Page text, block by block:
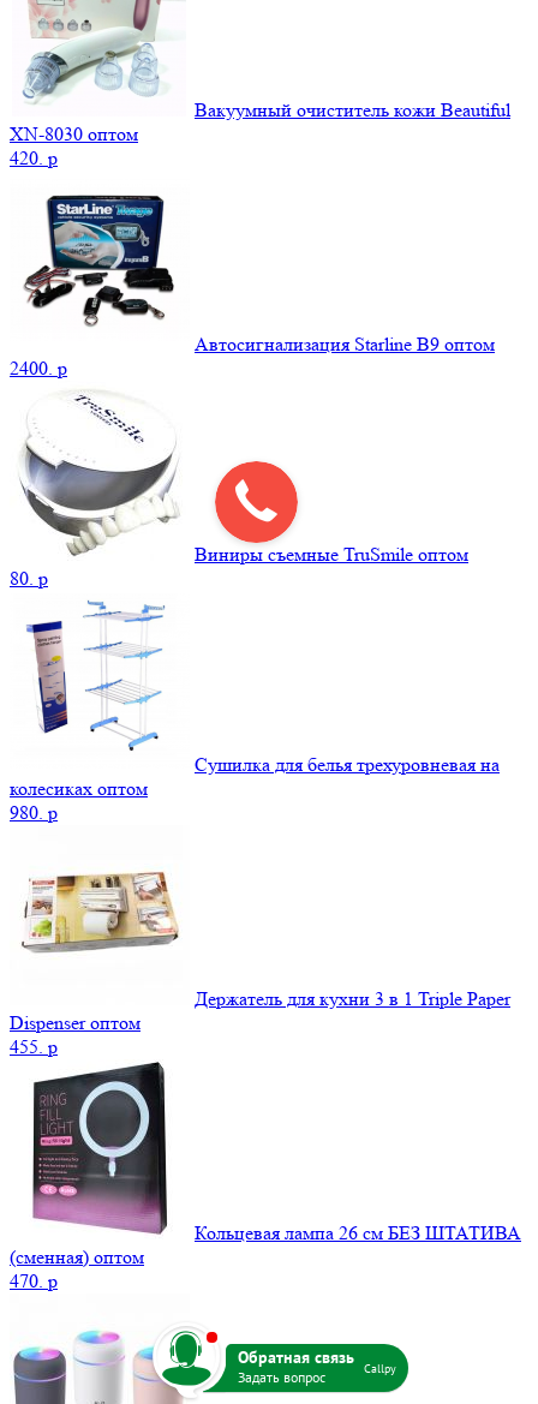
Вакуумный очиститель кожи Beautiful
XN-8030 оптом
420. p
Автосигнализация Starline B9 оптом
2400. p
Виниры съемные TruSmile оптом
80. p
Сушилка для белья трехуровневая на
колесиках оптом
980. p
Держатель для кухни 3 в 1 Triple Paper
Dispenser оптом
455. p
Кольцевая лампа 26 см БЕЗ ШТАТИВА
(сменная) оптом
470. p
Callpy
b